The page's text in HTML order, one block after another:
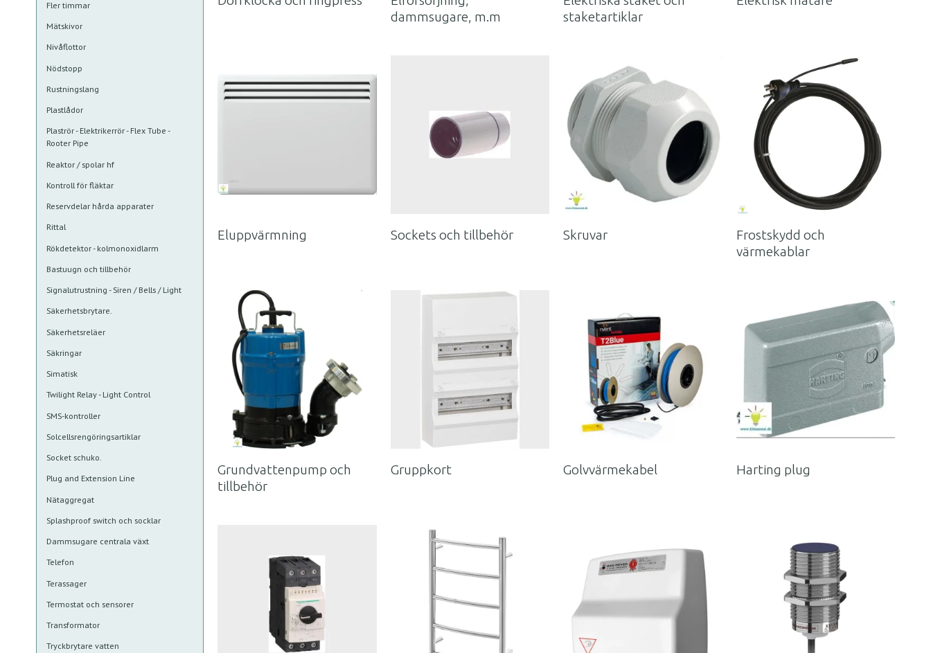
Fler timmar
Mätskivor
Nivåflottor
Nödstopp
Rustningslang
Plastlådor
Plaströr - Elektrikerrör - Flex Tube -
Rooter Pipe
Reaktor / spolar hf
Kontroll för fläktar
Reservdelar hårda apparater
Rittal
Rökdetektor - kolmonoxidlarm
Bastuugn och tillbehör
Signalutrustning - Siren / Bells / Light
Säkerhetsbrytare.
Säkerhetsreläer
Säkringar
Simatisk
Twilight Relay - Light Control
SMS-kontroller
Solcellsrengöringsartiklar
Socket schuko.
Plug and Extension Line
Nätaggregat
Splashproof switch och socklar
Dammsugare centrala växt
Telefon
Terassager
Termostat och sensorer
Transformator
Tryckbrytare vatten
dammsugare, m.m
staketartiklar
Eluppvärmning Sockets och tillbehör Skruvar
Frostskydd och
värmekablar
Grundvattenpump och
tillbehör
Gruppkort Golvvärmekabel Harting plug